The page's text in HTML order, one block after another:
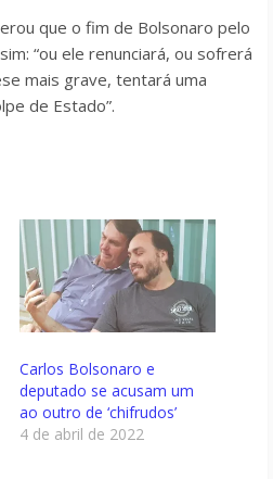
que o fim de Bolsonaro pelo
“ou ele renunciará, ou sofrerá
mais grave, tentará uma
de Estado”.
Carlos Bolsonaro e
deputado se acusam um
ao outro de ‘chifrudos’
4 de abril de 2022